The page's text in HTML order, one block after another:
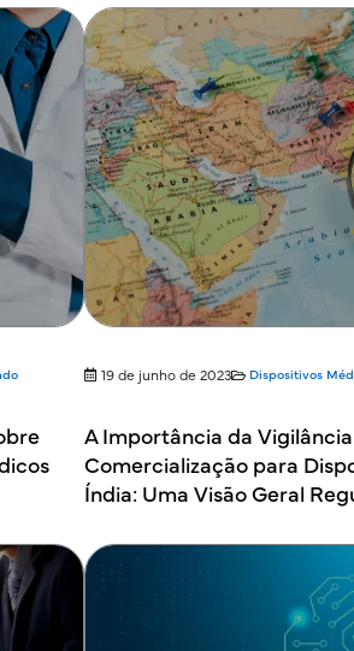
19 de junho de 2023 Dispositivos
A Importância da
Comercialização para
Índia: Uma Visão Geral